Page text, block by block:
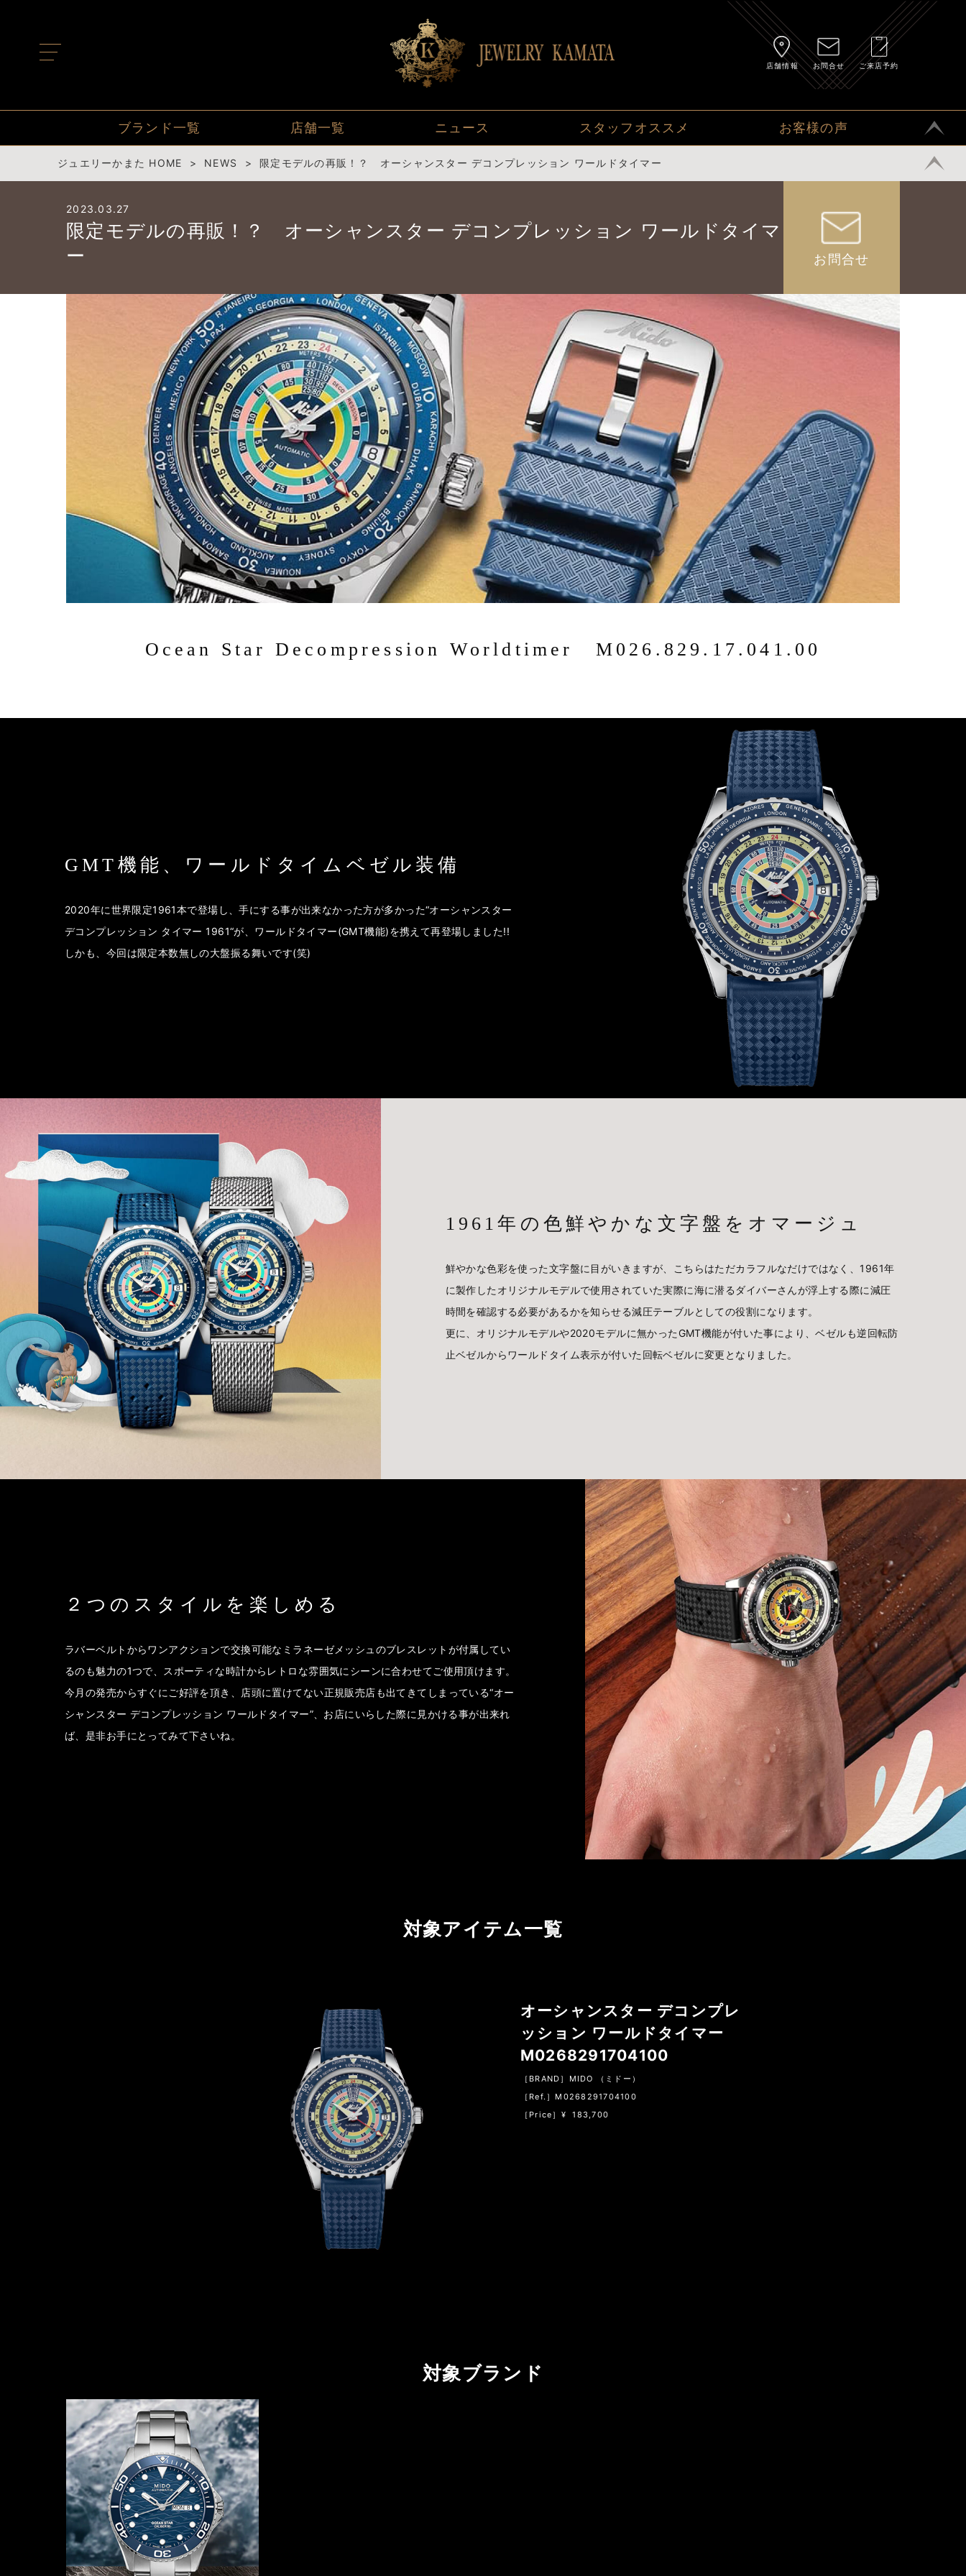
t
o
e
v
a
店舗情報 お問合せ ご来店予約
ブランド一覧 店舗一覧 ニュース スタッフオススメ お客様の声
ジュエリーかまた HOME NEWS 限定モデルの再販！？ オーシャンスター デコンプレッション ワールドタイマー
2023.03.27
限定モデルの再販！？ オーシャンスター デコンプレッション ワールドタイマ
ー
お問合せ
Ocean Star Decompression Worldtimer M026.829.17.041.00
GMT機能、ワールドタイムベゼル装備
2020年に世界限定1961本で登場し、手にする事が出来なかった方が多かった“オーシャンスター
デコンプレッション タイマー 1961“が、ワールドタイマー(GMT機能)を携えて再登場しました!!
しかも、今回は限定本数無しの大盤振る舞いです(笑)
1961年の色鮮やかな文字盤をオマージュ
鮮やかな色彩を使った文字盤に目がいきますが、こちらはただカラフルなだけではなく、1961年
に製作したオリジナルモデルで使用されていた実際に海に潜るダイバーさんが浮上する際に減圧
時間を確認する必要があるかを知らせる減圧テーブルとしての役割になります。
更に、オリジナルモデルや2020モデルに無かったGMT機能が付いた事により、ベゼルも逆回転防
止ベゼルからワールドタイム表示が付いた回転ベゼルに変更となりました。
２つのスタイルを楽しめる
ラバーベルトからワンアクションで交換可能なミラネーゼメッシュのブレスレットが付属してい
るのも魅力の1つで、スポーティな時計からレトロな雰囲気にシーンに合わせてご使用頂けます。
今月の発売からすぐにご好評を頂き、店頭に置けてない正規販売店も出てきてしまっている“オー
シャンスター デコンプレッション ワールドタイマー”、お店にいらした際に見かける事が出来れ
ば、是非お手にとってみて下さいね。
対象アイテム一覧
オーシャンスター デコンプレ
ッション ワールドタイマー
M0268291704100
［BRAND］MIDO （ミドー）
［Ref.］M0268291704100
［Price］¥ 183,700
対象ブランド